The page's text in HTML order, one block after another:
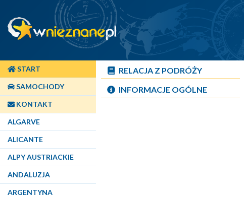
START
SAMOCHODY
KONTAKT
ALGARVE
ALICANTE
ALPY AUSTRIACKIE
ANDALUZJA
ARGENTYNA
RELACJA Z PODRÓŻY
INFORMACJE OGÓLNE